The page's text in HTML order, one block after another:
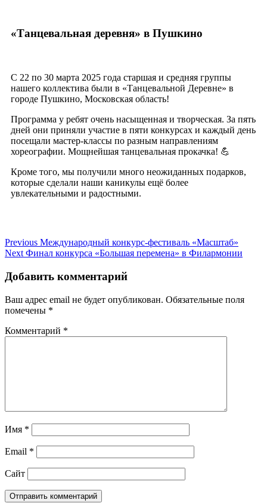
«Танцевальная деревня» в Пушкино
С 22 по 30 марта 2025 года старшая и средняя группы
нашего коллектива были в «Танцевальной Деревне» в
городе Пушкино, Московская область!
Программа у ребят очень насыщенная и творческая. За пять
дней они приняли участие в пяти конкурсах и каждый день
посещали мастер-классы по разным направлениям
хореографии. Мощнейшая танцевальная прокачка! 💪
Кроме того, мы получили много неожиданных подарков,
которые сделали наши каникулы ещё более
увлекательными и радостными.
Навигация
по
записям
Previous Previous
post:
Международный конкурс-фестиваль «Масштаб»
Next Next
Финал конкурса «Большая перемена» в Филармонии
Добавить комментарий
Ваш адрес email не будет опубликован. Обязательные поля
помечены *
Комментарий *
Имя *
Email *
Сайт